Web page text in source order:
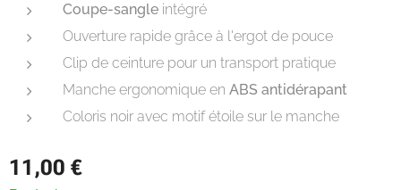
Coupe-sangle intégré
Ouverture rapide grâce à l'ergot de pouce
Clip de ceinture pour un transport pratique
Manche ergonomique en ABS antidérapant
Coloris noir avec motif étoile sur le manche
11,00 €